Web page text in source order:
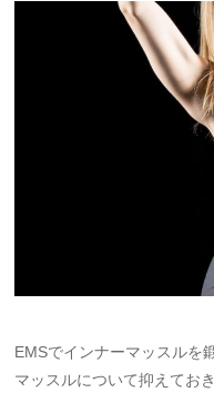
EMSでインナーマッスルを
マッスルについて抑えてお